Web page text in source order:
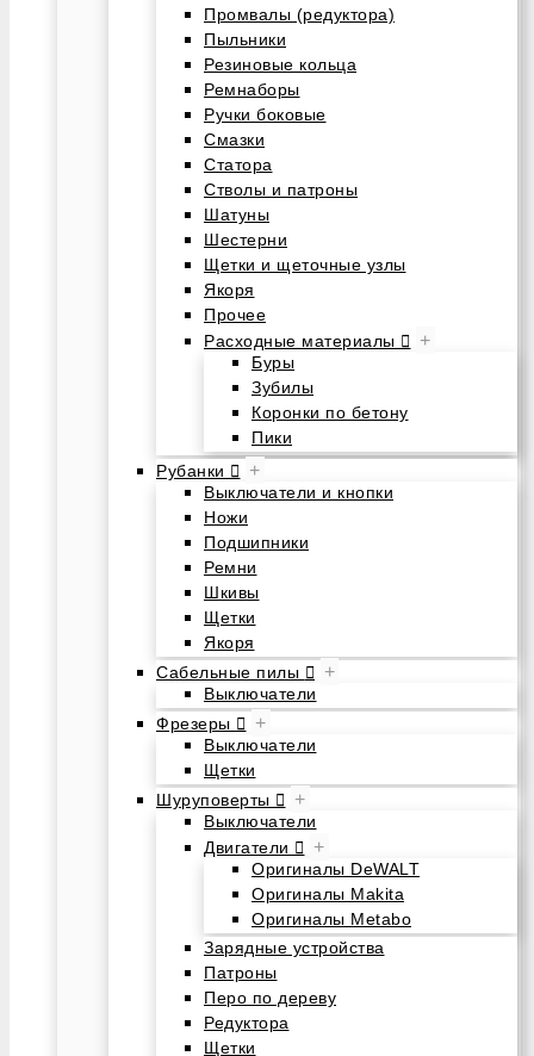
Промвалы (редуктора)
Пыльники
Резиновые кольца
Ремнаборы
Ручки боковые
Смазки
Статора
Стволы и патроны
Шатуны
Шестерни
Щетки и щеточные узлы
Якоря
Прочее
Расходные материалы
+
Буры
Зубилы
Коронки по бетону
Пики
Рубанки
+
Выключатели и кнопки
Ножи
Подшипники
Ремни
Шкивы
Щетки
Якоря
Сабельные пилы
+
Выключатели
Фрезеры
+
Выключатели
Щетки
Шуруповерты
+
Выключатели
Двигатели
+
Оригиналы DeWALT
Оригиналы Makita
Оригиналы Metabo
Зарядные устройства
Патроны
Перо по дереву
Редуктора
Щетки